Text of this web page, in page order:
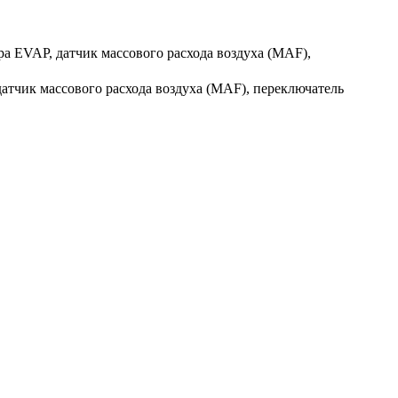
датчик массового расхода воздуха (MAF),
массового расхода воздуха (MAF), переключатель